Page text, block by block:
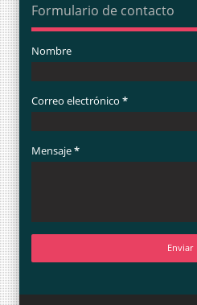
Formulario de contacto
Nombre
Correo electrónico *
Mensaje*